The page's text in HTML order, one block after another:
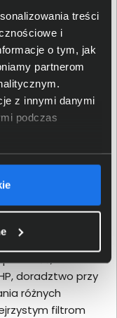
treści
i
o tym, jak
partnerom
z innymi danymi
podczas
Core™ Ultra i
płynnego
model z
zestawem
–
integracja
profesjonalnym
pewność, że
doradztwo przy
różnych
filtrom